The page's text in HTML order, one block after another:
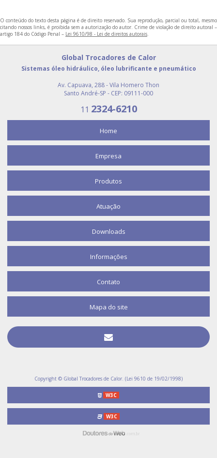
TROCADOR DE CALOR
FABRICANTES DE TROCADORES DE CALOR
EMPRESA DE VASOS DE PRESSÃO
RESERVATÓRIO AR COMPRIMIDO PREÇO
TROCADOR DE CALOR COMPRAR
O conteúdo do texto desta página é de direito reservado. Sua reprodução, parcial ou total, mesmo
citando nossos links, é proibida sem a autorização do autor. Crime de violação de direito autoral –
artigo 184 do Código Penal – Lei 9610/98 - Lei de direitos autorais.
Global Trocadores de Calor
Sistemas óleo hidráulico, óleo lubrificante e pneumático
Av. Capuava, 288 - Vila Homero Thon
Santo André-SP - CEP: 09111-000
11 2324-6210
Home
Empresa
Produtos
Atuação
Downloads
Informações
Contato
Mapa do site
Copyright © Global Trocadores de Calor. (Lei 9610 de 19/02/1998)
W3C
W3C